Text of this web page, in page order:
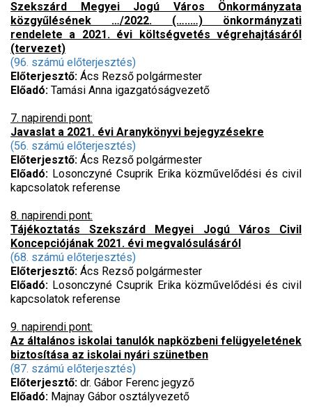
Szekszárd Megyei Jogú Város Önkormányzata
közgyűlésének …/2022. (…..…) önkormányzati
rendelete a 2021. évi költségvetés végrehajtásáról
(tervezet)
(96. számú előterjesztés)
Előterjesztő: Ács Rezső polgármester
Előadó: Tamási Anna igazgatóságvezető
7. napirendi pont:
Javaslat a 2021. évi Aranykönyvi bejegyzésekre
(56. számú előterjesztés)
Előterjesztő: Ács Rezső polgármester
Előadó: Losonczyné Csuprik Erika közművelődési és civil
kapcsolatok referense
8. napirendi pont:
Tájékoztatás Szekszárd Megyei Jogú Város Civil
Koncepciójának 2021. évi megvalósulásáról
(68. számú előterjesztés)
Előterjesztő: Ács Rezső polgármester
Előadó: Losonczyné Csuprik Erika közművelődési és civil
kapcsolatok referense
9. napirendi pont:
Az általános iskolai tanulók napközbeni felügyeletének
biztosítása az iskolai nyári szünetben
(87. számú előterjesztés)
Előterjesztő: dr. Gábor Ferenc jegyző
Előadó: Majnay Gábor osztályvezető